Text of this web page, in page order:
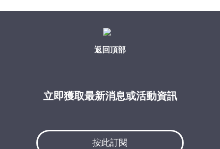
返回頂部
立即獲取最新消息或活動資訊
按此訂閱